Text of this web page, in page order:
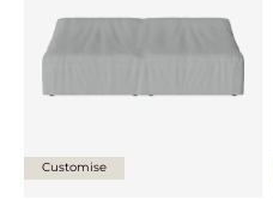
Customise